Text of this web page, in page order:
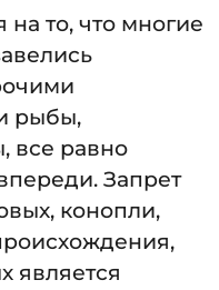
то, что многие
рыбы,
все равно
Запрет
конопли,
является